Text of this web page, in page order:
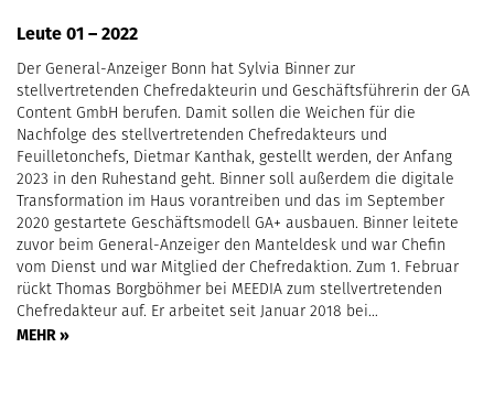
Leute 01 – 2022
Der General-Anzeiger Bonn hat Sylvia Binner zur
stellvertretenden Chefredakteurin und Geschäftsführerin der GA
Content GmbH berufen. Damit sollen die Weichen für die
Nachfolge des stellvertretenden Chefredakteurs und
Feuilletonchefs, Dietmar Kanthak, gestellt werden, der Anfang
2023 in den Ruhestand geht. Binner soll außerdem die digitale
Transformation im Haus vorantreiben und das im September
2020 gestartete Geschäftsmodell GA+ ausbauen. Binner leitete
zuvor beim General-Anzeiger den Manteldesk und war Chefin
vom Dienst und war Mitglied der Chefredaktion. Zum 1. Februar
rückt Thomas Borgböhmer bei MEEDIA zum stellvertretenden
Chefredakteur auf. Er arbeitet seit Januar 2018 bei…
MEHR »